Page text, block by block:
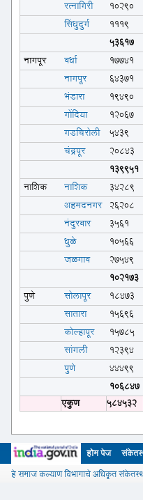
रत्नागिरी
10290
सिंधुदुर्ग
1119
53617
नागपूर
वर्धा 17741
नागपूर
64371
भंडारा
19490
गोंदिया
12067
गडचिरोली
5439
चंद्रपूर
20843
139951
नाशिक
नाशिक 34289
अहमदनगर 26208
नंदुरबार
3561
धुळे
10566
जळगाव
27549
102173
पुणे
सोलापूर 18473
सातारा
15696
कोल्हापूर
15785
सांगली
12394
पुणे
44499
106847
एकुण
584532
होम पेज
हे समाज कल्याण विभागाचे अधिकृत